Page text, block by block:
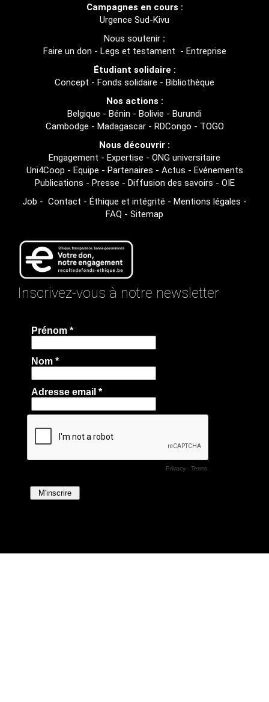
Campagnes en cours :
Urgence Sud-Kivu
Nous soutenir :
Faire un don - Legs et testament - Entreprise
Étudiant solidaire :
Concept - Fonds solidaire - Bibliothèque
Nos actions :
Belgique - Bénin - Bolivie - Burundi
Cambodge - Madagascar- RDCongo - TOGO
Nous découvrir :
Engagement - Expertise - ONG universitaire
Uni4Coop - Equipe - Partenaires - Actus - Evénements
Publications - Presse - Diffusion des savoirs - OIE
Job - Contact - Éthique et intégrité - Mentions légales -
FAQ - Sitemap
Inscrivez-vous à notre newsletter